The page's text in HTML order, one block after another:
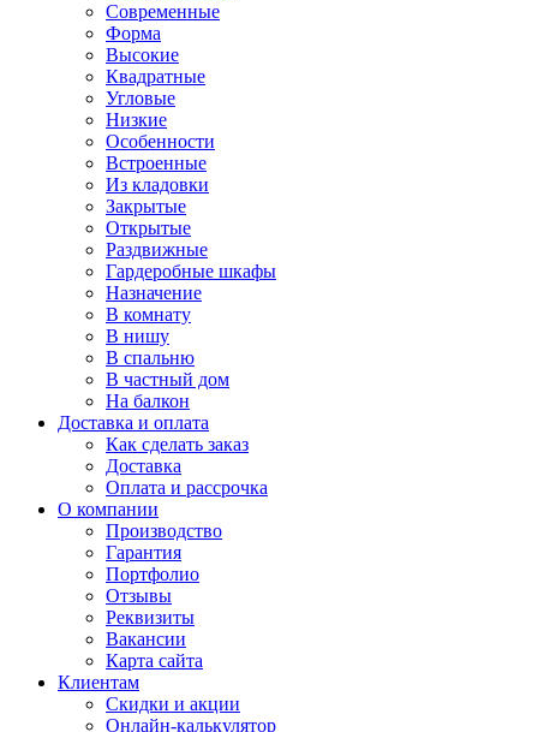
Современные
Форма
Высокие
Квадратные
Угловые
Низкие
Особенности
Встроенные
Из кладовки
Закрытые
Открытые
Раздвижные
Гардеробные шкафы
Назначение
В комнату
В нишу
В спальню
В частный дом
На балкон
Доставка и оплата
Как сделать заказ
Доставка
Оплата и рассрочка
О компании
Производство
Гарантия
Портфолио
Отзывы
Реквизиты
Вакансии
Карта сайта
Клиентам
Скидки и акции
Онлайн-калькулятор